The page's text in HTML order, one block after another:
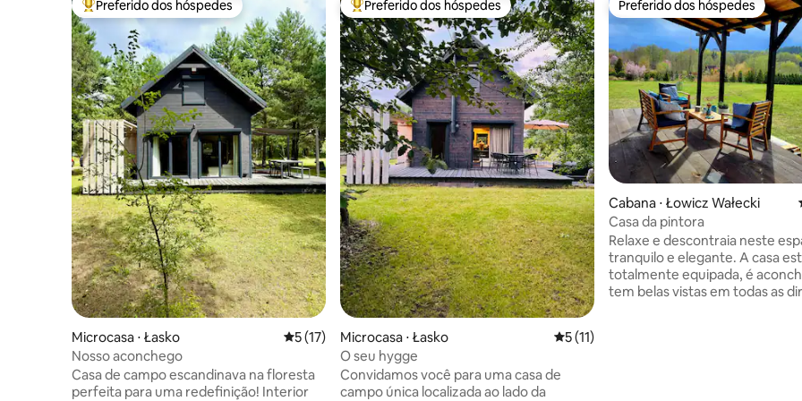
Entre os melhores preferidos dos hóspedes
Preferido dos hóspedes
Microcasa ⋅ Łasko 5 de uma avaliação média de 5, 17 avaliações
5 (17)
Nosso aconchego
Casa de campo escandinava na floresta
perfeita para uma redefinição! Interior
Entre os melhores preferidos dos hóspedes
Preferido dos hóspedes
Microcasa ⋅ Łasko 5 de uma avaliação média de 5, 11
5 (11)
O seu hygge
Convidamos você para uma casa de
campo única localizada ao lado da
Preferido dos hóspedes
Preferido dos hóspedes
Cabana ⋅ Łowicz Wałecki
Casa da pintora
Relaxe e descontraia neste
tranquilo e elegante. A casa
totalmente equipada, é
tem belas vistas em todas as